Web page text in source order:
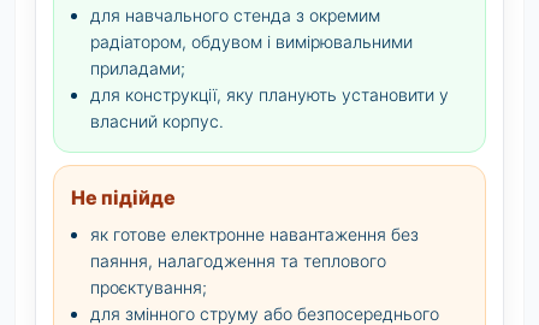
для навчального стенда з окремим
радіатором, обдувом і вимірювальними
приладами;
для конструкції, яку планують установити у
власний корпус.
Не підійде
як готове електронне навантаження без
паяння, налагодження та теплового
проєктування;
для змінного струму або безпосереднього